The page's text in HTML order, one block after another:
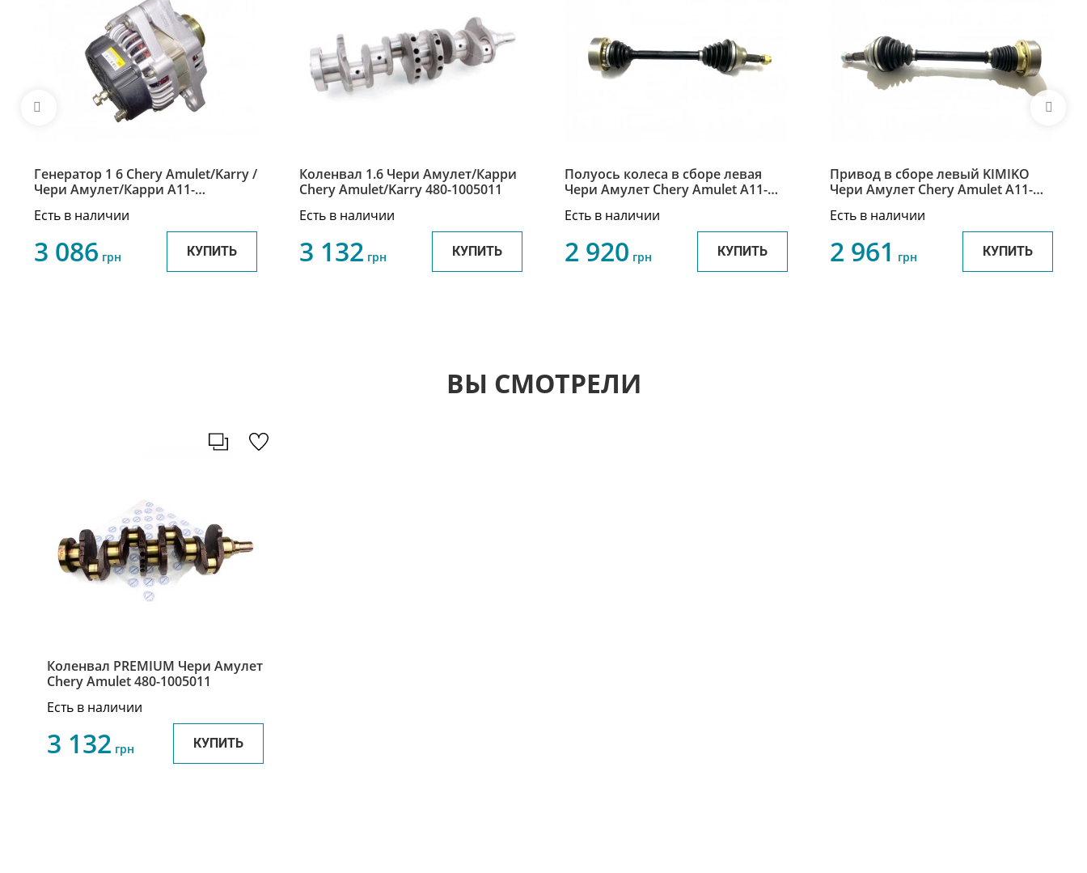
Генератор 1 6 Chery Amulet/Karry /
Чери Амулет/Карри A11-
Есть в наличии
3 086 грн КУПИТЬ
Коленвал 1.6 Чери Амулет/Карри
Chery Amulet/Karry 480-1005011
Есть в наличии
3 132 грн КУПИТЬ
Полуось колеса в сборе левая
Чери Амулет Chery Amulet A11-
Есть в наличии
2 920 грн КУПИТЬ
Привод в сборе левый KIMIKO
Чери Амулет Chery Amulet A11-
Есть в наличии
2 961 грн КУПИТЬ
ВЫ СМОТРЕЛИ
Коленвал PREMIUM Чери Амулет
Chery Amulet 480-1005011
Есть в наличии
3 132 грн КУПИТЬ